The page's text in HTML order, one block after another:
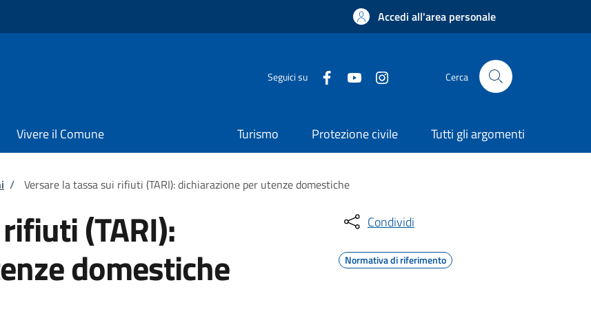
Accedi all'area personale
Seguici su Cerca
Vivere il Comune Turismo Protezione civile Tutti gli argomenti
/ Versare la tassa sui rifiuti (TARI): dichiarazione per utenze domestiche
(TARI):
domestiche
Condividi
Normativa di riferimento